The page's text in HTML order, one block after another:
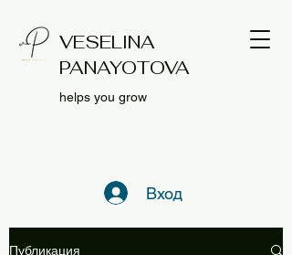
VESELINA
PANAYOTOVA
helps you grow
Вход
Публикация